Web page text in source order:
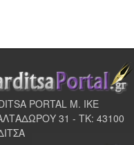
PORTAL Μ. ΙΚΕ
31 - ΤΚ: 43100